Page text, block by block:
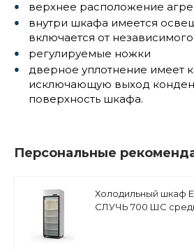
верхнее расположение
внутри шкафа имеется
включается от
регулируемые ножки
дверное уплотнение имеет
исключающую выход
поверхность шкафа.
Персональные
Холодильный шкаф
СЛУЧЬ 700 ШС